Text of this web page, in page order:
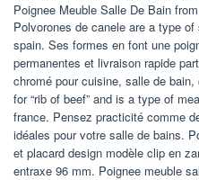
Poignee Meuble Salle De Bain
Polvorones de canele are a type
spain. Ses formes en font une
permanentes et livraison rapide
chromé pour cuisine, salle de
for “rib of beef” and is a type of
france. Pensez practicité comme
idéales pour votre salle de bains.
et placard design modèle clip en
entraxe 96 mm. Poignee meuble